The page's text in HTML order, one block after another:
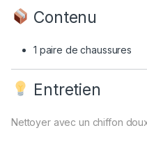
Contenu
1 paire de chaussures
Entretien
Nettoyer avec un chiffon